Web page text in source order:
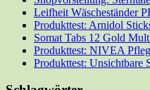
Leifheit Wäscheständer
Produkttest: Arnidol
Somat Tabs 12 Gold
Produkttest: NIVEA
Produkttest: Unsichtbare